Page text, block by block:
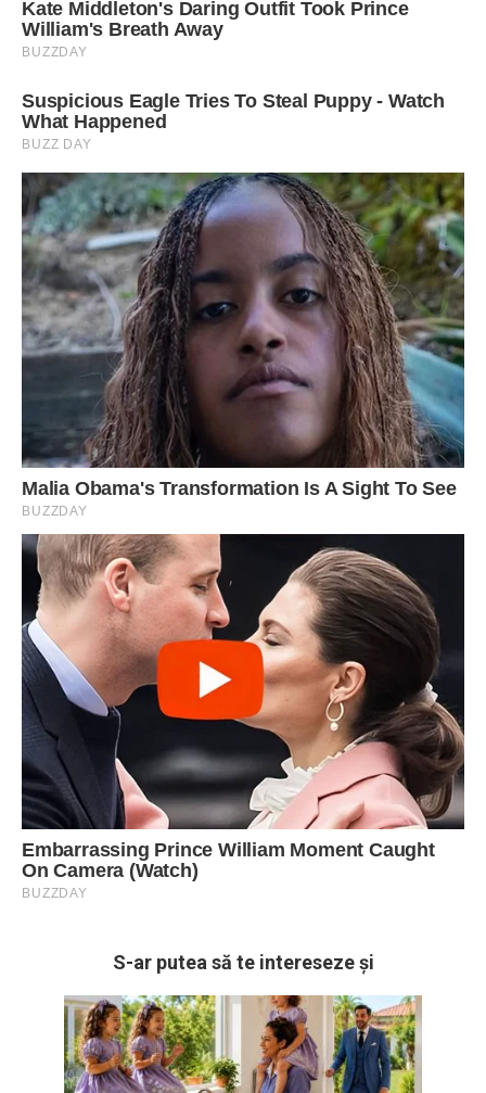
S-ar putea să te intereseze și